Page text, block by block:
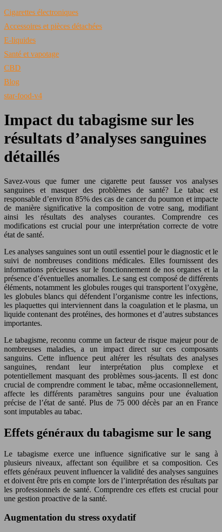
Cigarettes électroniques
Accessoires et pièces détachées
E-liquides
Santé et vapotage
CBD
Blog
star-food-v4
Impact du tabagisme sur les
résultats d’analyses sanguines
détaillés
Savez-vous que fumer une cigarette peut fausser vos analyses
sanguines et masquer des problèmes de santé? Le tabac est
responsable d’environ 85% des cas de cancer du poumon et impacte
de manière significative la composition de votre sang, modifiant
ainsi les résultats des analyses courantes. Comprendre ces
modifications est crucial pour une interprétation correcte de votre
état de santé.
Les analyses sanguines sont un outil essentiel pour le diagnostic et le
suivi de nombreuses conditions médicales. Elles fournissent des
informations précieuses sur le fonctionnement de nos organes et la
présence d’éventuelles anomalies. Le sang est composé de différents
éléments, notamment les globules rouges qui transportent l’oxygène,
les globules blancs qui défendent l’organisme contre les infections,
les plaquettes qui interviennent dans la coagulation et le plasma, un
liquide contenant des protéines, des hormones et d’autres substances
importantes.
Le tabagisme, reconnu comme un facteur de risque majeur pour de
nombreuses maladies, a un impact direct sur ces composants
sanguins. Cette influence peut altérer les résultats des analyses
sanguines, rendant leur interprétation plus complexe et
potentiellement masquant des problèmes sous-jacents. Il est donc
crucial de comprendre comment le tabac, même occasionnellement,
affecte les différents paramètres sanguins pour une évaluation
précise de l’état de santé. Plus de 75 000 décès par an en France
sont imputables au tabac.
Effets généraux du tabagisme sur le sang
Le tabagisme exerce une influence significative sur le sang à
plusieurs niveaux, affectant son équilibre et sa composition. Ces
effets généraux peuvent influencer la validité des analyses sanguines
et doivent être pris en compte lors de l’interprétation des résultats par
les professionnels de santé. Comprendre ces effets est crucial pour
une gestion proactive de la santé.
Augmentation du stress oxydatif